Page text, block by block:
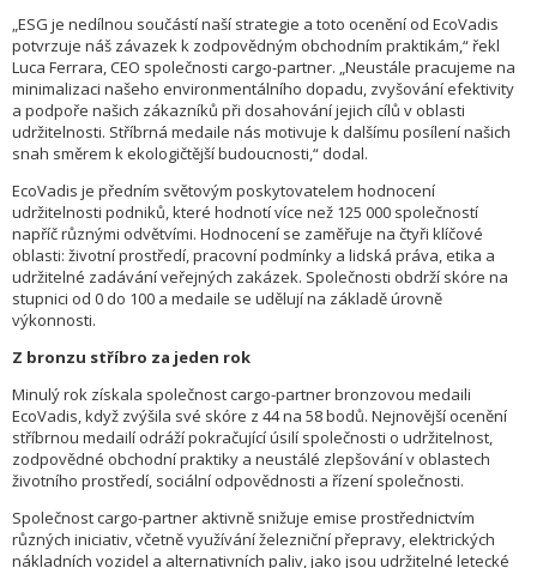
„ESG je nedílnou součástí naší strategie a toto ocenění od EcoVadis
potvrzuje náš závazek k zodpovědným obchodním praktikám,“ řekl
Luca Ferrara, CEO společnosti cargo-partner. „Neustále pracujeme na
minimalizaci našeho environmentálního dopadu, zvyšování efektivity
a podpoře našich zákazníků při dosahování jejich cílů v oblasti
udržitelnosti. Stříbrná medaile nás motivuje k dalšímu posílení našich
snah směrem k ekologičtější budoucnosti,“ dodal.
EcoVadis je předním světovým poskytovatelem hodnocení
udržitelnosti podniků, které hodnotí více než 125 000 společností
napříč různými odvětvími. Hodnocení se zaměřuje na čtyři klíčové
oblasti: životní prostředí, pracovní podmínky a lidská práva, etika a
udržitelné zadávání veřejných zakázek. Společnosti obdrží skóre na
stupnici od 0 do 100 a medaile se udělují na základě úrovně
výkonnosti.
Z bronzu stříbro za jeden rok
Minulý rok získala společnost cargo-partner bronzovou medaili
EcoVadis, když zvýšila své skóre z 44 na 58 bodů. Nejnovější ocenění
stříbrnou medailí odráží pokračující úsilí společnosti o udržitelnost,
zodpovědné obchodní praktiky a neustálé zlepšování v oblastech
životního prostředí, sociální odpovědnosti a řízení společnosti.
Společnost cargo-partner aktivně snižuje emise prostřednictvím
různých iniciativ, včetně využívání železniční přepravy, elektrických
nákladních vozidel a alternativních paliv, jako jsou udržitelné letecké